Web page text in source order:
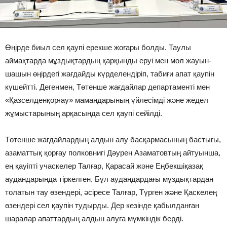
Өңірде биыл сел қаупі ерекше жоғары болды. Таулы
аймақтарда мұздықтардың қарқынды еруі мен мол жауын-
шашын өңірдегі жағдайды күрделендіріп, табиғи апат қаупін
күшейтті. Дегенмен, Төтенше жағдайлар департаменті мен
«Қазселденқорғау» мамандарының үйлесімді және жедел
жұмыстарының арқасында сел қаупі сейілді.
Төтенше жағдайлардың алдын алу басқармасының бастығы,
азаматтық қорғау полковнигі Дәурен Азаматовтың айтуынша,
ең қауіпті учаскелер Талғар, Қарасай және Еңбекшіқазақ
аудандарында тіркелген. Бұл аудандардағы мұздықтардан
толатын тау өзендері, әсіресе Талғар, Түрген және Қаскелең
өзендері сел қаупін тудырды. Дер кезінде қабылданған
шаралар апаттардың алдын алуға мүмкіндік берді.